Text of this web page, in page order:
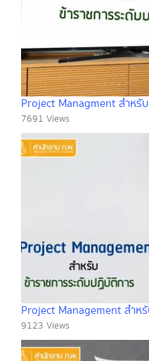
Project Managment สำหรั
7691 Views
Project Management สำห
9123 Views